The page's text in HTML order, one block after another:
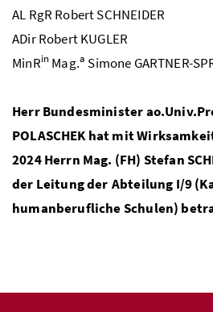
AL RgR Robert SCHNEIDER
ADirRobert KUGLER
MinRin Mag.a Simone GARTNER-
Herr Bundesminister
POLASCHEK hat mit
2024 Herrn Mag. (FH) Stefan
der Leitung der Abteilung I/9
humanberufliche Schulen)